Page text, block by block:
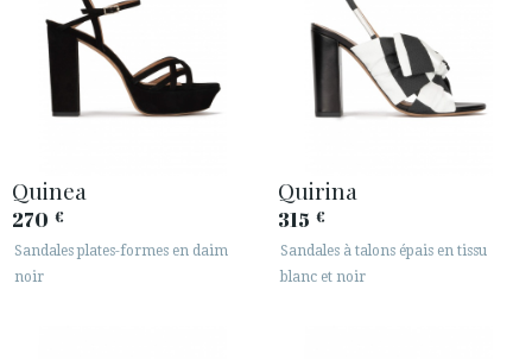
Quinea
270 €
Sandales plates-formes en daim
noir
Quirina
315 €
Sandales à talons épais en tissu
blanc et noir